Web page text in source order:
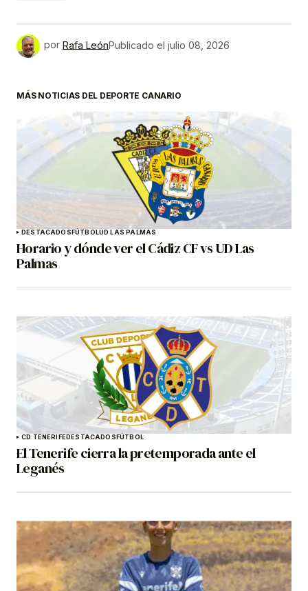
por Rafa LeónPublicado el julio 08, 2026
MÁS NOTICIAS DEL DEPORTE CANARIO
DESTACADOS FÚTBOLUD LAS PALMAS
Horario y dónde ver el Cádiz CF vs UD Las
Palmas
CD TENERIFEDESTACADOS FÚTBOL
El Tenerife cierra la pretemporada ante el
Leganés